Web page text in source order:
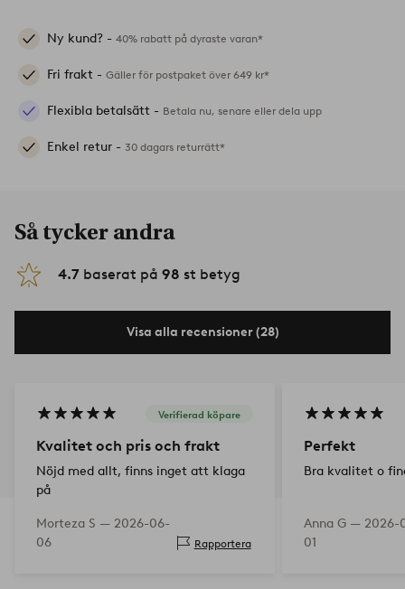
Ny kund? - 40% rabatt på dyraste varan*
Fri frakt - Gäller för postpaket över 649 kr*
Flexibla betalsätt - Betala nu, senare eller dela upp
Enkel retur - 30 dagars returrätt*
Så tycker andra
4.7 baserat på 98 st betyg
Visa alla recensioner (28)
Verifierad köpare
Kvalitet och pris och frakt
Nöjd med allt, finns inget att klaga
på
Morteza S — 2026-06-
06
Rapportera
Perfekt
Bra kvalitet o
Anna G — 2026-
01